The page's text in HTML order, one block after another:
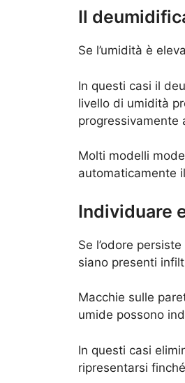
Il
Se l’umidità è
In questi casi il
livello di umidità
progressivamente
Molti modelli
automaticamente
Individuare
Se l’odore
siano presenti
Macchie sulle
umide possono
In questi casi
ripresentarsi